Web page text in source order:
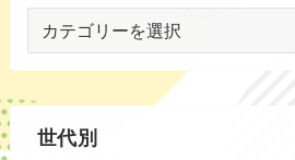
(5)
(29)
別
世代別